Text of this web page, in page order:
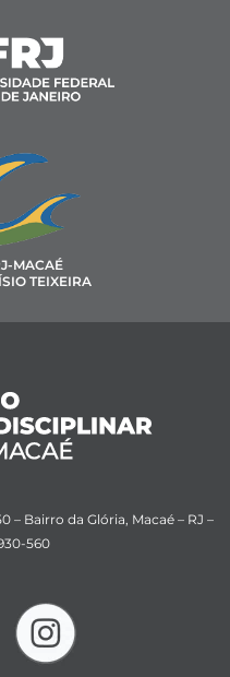
MACAÉ
TEIXEIRA
– Bairro da Glória, Macaé – RJ –
560